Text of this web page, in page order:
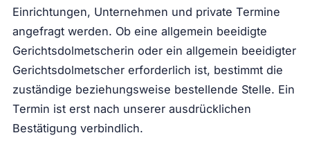
Einrichtungen, Unternehmen und private Termine
angefragt werden. Ob eine allgemein beeidigte
Gerichtsdolmetscherin oder ein allgemein beeidigter
Gerichtsdolmetscher erforderlich ist, bestimmt die
zuständige beziehungsweise bestellende Stelle. Ein
Termin ist erst nach unserer ausdrücklichen
Bestätigung verbindlich.